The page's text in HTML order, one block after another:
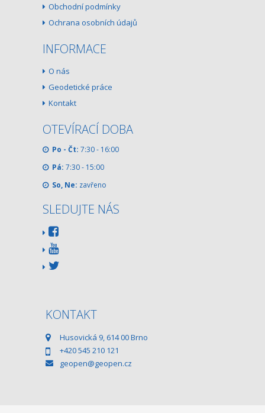
Obchodní podmínky
Ochrana osobních údajů
INFORMACE
O nás
Geodetické práce
Kontakt
OTEVÍRACÍ DOBA
Po - Čt: 7:30 - 16:00
Pá: 7:30 - 15:00
So, Ne: zavřeno
SLEDUJTE NÁS
KONTAKT
Husovická 9, 614 00 Brno
+420 545 210 121
geopen@geopen.cz